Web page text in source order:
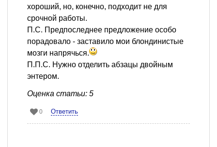
хороший, но, конечно, подходит не для
срочной работы.
П.С. Предпоследнее предложение особо
порадовало - заставило мои блондинистые
мозги напрячься.
П.П.С. Нужно отделить абзацы двойным
энтером.
Оценка статьи: 5
0 Ответить